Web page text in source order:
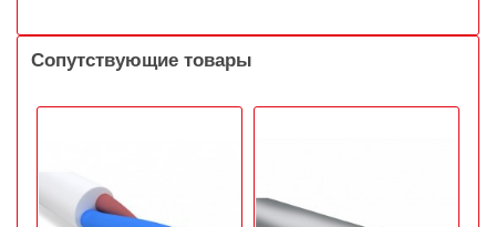
Сопутствующие товары